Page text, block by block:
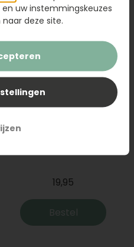
19,95
Bestel
uw instemmingskeuzes
deze site.